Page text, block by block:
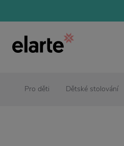
Pro děti Dětské stolování